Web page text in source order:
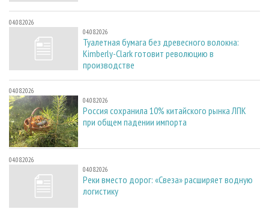
04.08.2026
04.08.2026
Туалетная бумага без древесного волокна:
Kimberly-Clark готовит революцию в
производстве
04.08.2026
04.08.2026
Россия сохранила 10% китайского рынка ЛПК
при общем падении импорта
04.08.2026
04.08.2026
Реки вместо дорог: «Свеза» расширяет водную
логистику